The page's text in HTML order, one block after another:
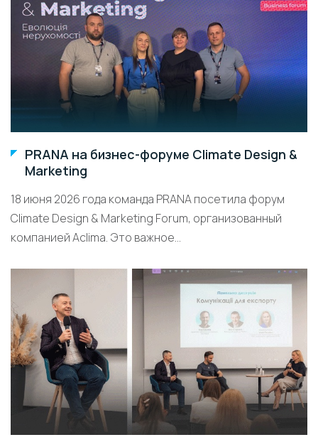
PRANA на бизнес-форуме Climate Design &
Marketing
18 июня 2026 года команда PRANA посетила форум
Climate Design & Marketing Forum, организованный
компанией Aclima. Это важное...